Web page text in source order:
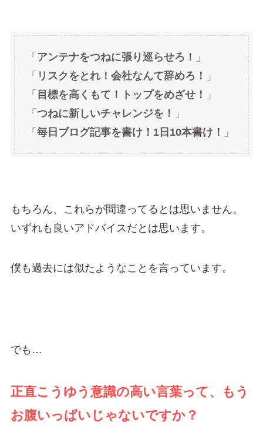
「 アンテナをつねに張り巡らせろ！
」
「 リスクをとれ！会社なんて辞めろ！
」
「 目標を高くもて！トップをめざせ！
」
「 つねに新しいチャレンジを！
」
「 毎日ブログ記事を書け！1日10本書け！ 」
もちろん、これらが間違ってるとは思いません。
いずれも良いアドバイスだとは思います。
僕も過去には似たようなことを言っています。
でも…
正直こうゆう意識の高い言葉って、もう
お腹いっぱいじゃないですか？